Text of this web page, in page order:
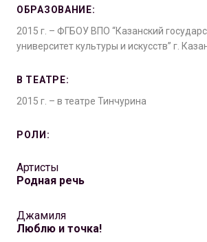
ОБРАЗОВАНИЕ:
2015 г. – ФГБОУ ВПО “Казанский
университет культуры и искусств” г.
В ТЕАТРЕ:
2015 г. – в театре Тинчурина
РОЛИ:
Артисты
Родная речь
Джамиля
Люблю и точка!